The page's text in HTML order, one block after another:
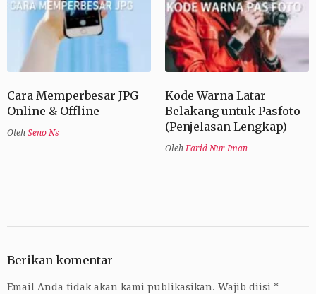
Cara Memperbesar JPG
Online & Offline
Oleh Seno Ns
Kode Warna Latar
Belakang untuk Pasfoto
(Penjelasan Lengkap)
Oleh Farid Nur Iman
Berikan komentar
Email Anda tidak akan kami publikasikan. Wajib diisi *